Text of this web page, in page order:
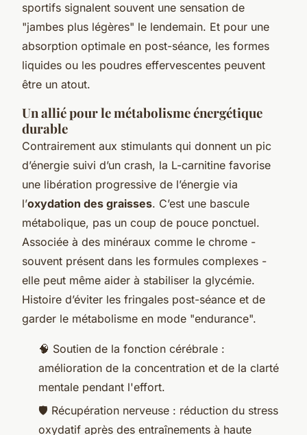
sportifs signalent souvent une sensation de
"jambes plus légères" le lendemain. Et pour une
absorption optimale en post-séance, les formes
liquides ou les poudres effervescentes peuvent
être un atout.
Un allié pour le métabolisme énergétique
durable
Contrairement aux stimulants qui donnent un pic
d’énergie suivi d’un crash, la L-carnitine favorise
une libération progressive de l’énergie via
l’oxydation des graisses. C’est une bascule
métabolique, pas un coup de pouce ponctuel.
Associée à des minéraux comme le chrome -
souvent présent dans les formules complexes -
elle peut même aider à stabiliser la glycémie.
Histoire d’éviter les fringales post-séance et de
garder le métabolisme en mode "endurance".
🧠 Soutien de la fonction cérébrale :
amélioration de la concentration et de la clarté
mentale pendant l'effort.
🛡️ Récupération nerveuse : réduction du stress
oxydatif après des entraînements à haute